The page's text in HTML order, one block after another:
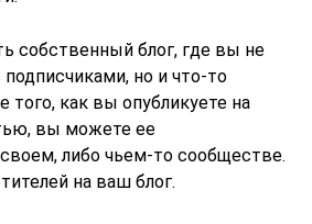
собственный блог, где вы не
но и что-то
того, как вы опубликуете на
вы можете ее
либо чьем-то сообществе.
на ваш блог.